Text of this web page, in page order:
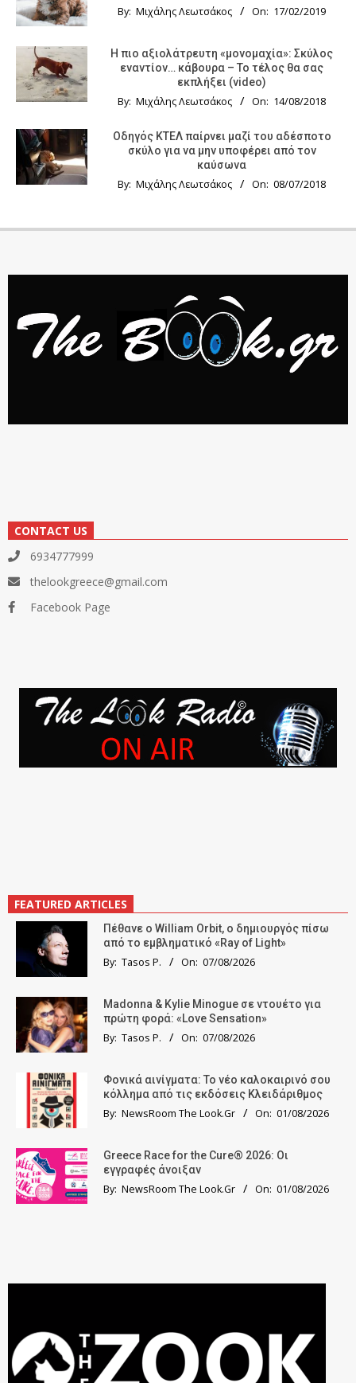
By: Μιχάλης Λεωτσάκος On: 17/02/2019
Η πιο αξιολάτρευτη «μονομαχία»: Σκύλος
εναντίον… κάβουρα – Το τέλος θα σας
εκπλήξει (video)
By: Μιχάλης Λεωτσάκος On: 14/08/2018
Οδηγός KTΕΛ παίρνει μαζί του αδέσποτο
σκύλο για να μην υποφέρει από τον
καύσωνα
By: Μιχάλης Λεωτσάκος On: 08/07/2018
CONTACT US
6934777999
thelookgreece@gmail.com
Facebook Page
FEATURED ARTICLES
Πέθανε ο William Orbit, ο δημιουργός πίσω
από το εμβληματικό «Ray of Light»
By: Tasos P. On: 07/08/2026
Madonna & Kylie Minogue σε ντουέτο για
πρώτη φορά: «Love Sensation»
By: Tasos P. On: 07/08/2026
Φονικά αινίγματα: Το νέο καλοκαιρινό σου
κόλλημα από τις εκδόσεις Κλειδάριθμος
By: NewsRoom The Look.Gr On: 01/08/2026
Greece Race for the Cure® 2026: Οι
εγγραφές άνοιξαν
By: NewsRoom The Look.Gr On: 01/08/2026